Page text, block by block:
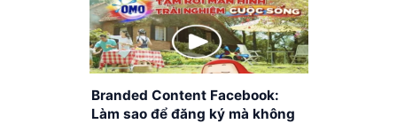
Branded Content Facebook:
Làm sao để đăng ký mà không